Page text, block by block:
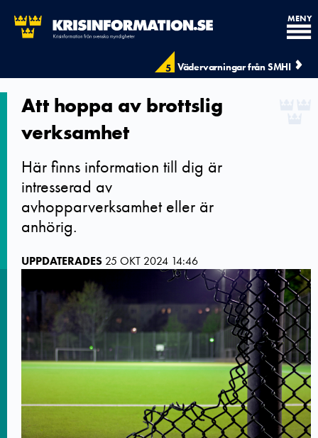
5 Vädervarningar från SMHI
MENY
Att hoppa av brottslig
verksamhet
Här finns information till dig är
intresserad av
avhopparverksamhet eller är
anhörig.
UPPDATERADES 25 OKT 2024 14:46